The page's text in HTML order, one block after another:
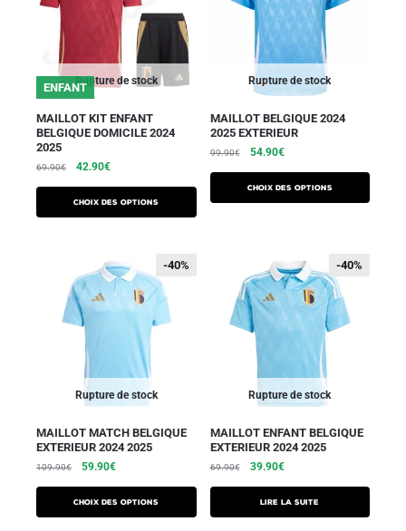
Rupture de stock
ENFANT
MAILLOT KIT ENFANT
BELGIQUE DOMICILE 2024
2025
69.90€ 42.90€
Choix des options
Rupture de stock
MAILLOT BELGIQUE 2024
2025 EXTERIEUR
99.90€ 54.90€
Choix des options
Rupture de stock
-40%
-40%
MAILLOT MATCH BELGIQUE
EXTERIEUR 2024 2025
109.90€ 59.90€
Choix des options
Rupture de stock
-40%
-40%
MAILLOT ENFANT BELGIQUE
EXTERIEUR 2024 2025
69.90€ 39.90€
Lire la suite